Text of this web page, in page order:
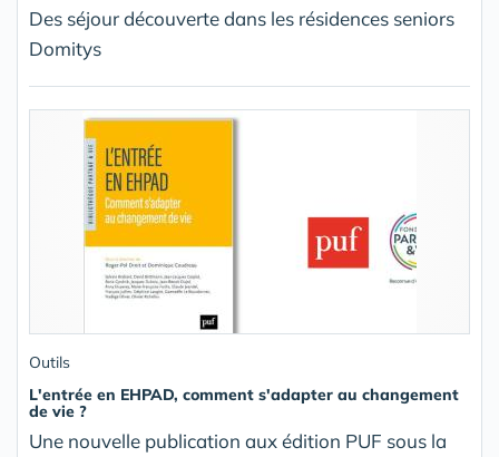
Des séjour découverte dans les résidences seniors
Domitys
Outils
L'entrée en EHPAD, comment s'adapter au changement
de vie ?
Une nouvelle publication aux édition PUF sous la